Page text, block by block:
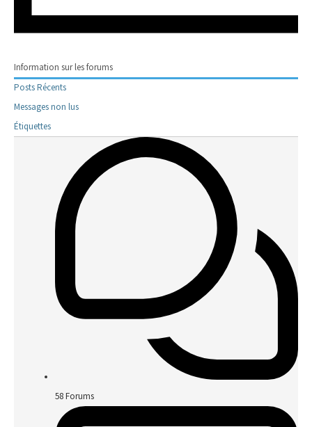
Information sur les forums
Posts Récents
Messages non lus
Étiquettes
58Forums